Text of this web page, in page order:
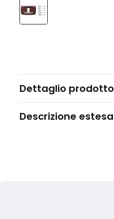
Dettaglio prodotto
Descrizione estesa